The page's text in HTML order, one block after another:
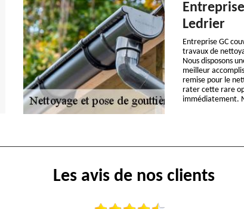
Ledrier
Entreprise GC
travaux de
Nous disposons
meilleur
remise pour le
rater cette rare
immédiatement.
Les avis de nos clients